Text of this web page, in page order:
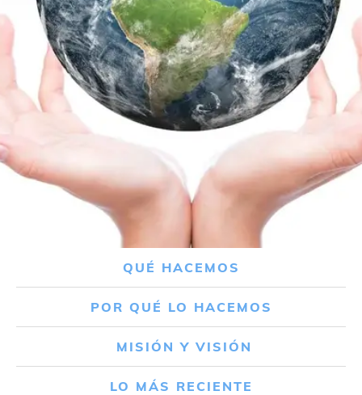
QUÉ HACEMOS
POR QUÉ LO HACEMOS
MISIÓN Y VISIÓN
LO MÁS RECIENTE